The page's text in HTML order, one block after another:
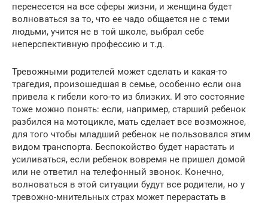
перенесется на все сферы жизни, и женщина будет
волноваться за то, что ее чадо общается не с теми
людьми, учится не в той школе, выбрал себе
неперспективную профессию и т.д.
Тревожными родителей может сделать и какая-то
трагедия, произошедшая в семье, особенно если она
привела к гибели кого-то из близких. И это состояние
тоже можно понять: если, например, старший ребенок
разбился на мотоцикле, мать сделает все возможное,
для того чтобы младший ребенок не пользовался этим
видом транспорта. Беспокойство будет нарастать и
усиливаться, если ребенок вовремя не пришел домой
или не ответил на телефонный звонок. Конечно,
волноваться в этой ситуации будут все родители, но у
тревожно-мнительных страх может перерастать в